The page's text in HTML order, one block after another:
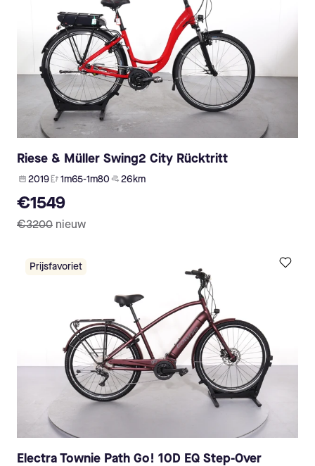
Riese & Müller Swing2 City Rücktritt
2019 1m65-1m80 26 km
€1549
€3200 nieuw
Prijsfavoriet
Electra Townie Path Go! 10D EQ Step-Over